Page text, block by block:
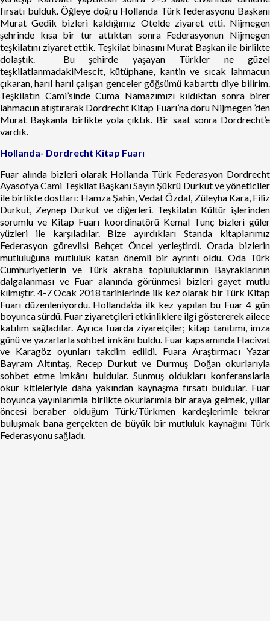
fırsatı bulduk. Öğleye doğru Hollanda Türk federasyonu Başkanı
Murat Gedik bizleri kaldığımız Otelde ziyaret etti. Nijmegen
şehrinde kısa bir tur attıktan sonra Federasyonun Nijmegen
teşkilatını ziyaret ettik. Teşkilat binasını Murat Başkan ile birlikte
dolaştık. Bu şehirde yaşayan Türkler ne güzel
teşkilatlanmadakiMescit, kütüphane, kantin ve sıcak lahmacun
çıkaran, harıl harıl çalışan genceler göğsümü kabarttı diye bilirim.
Teşkilatın Cami’sinde Cuma Namazımızı kıldıktan sonra birer
lahmacun atıştırarak Dordrecht Kitap Fuarı’na doru Nijmegen ’den
Murat Başkanla birlikte yola çıktık. Bir saat sonra Dordrecht’e
vardık.
Hollanda- Dordrecht Kitap Fuarı
Fuar alında bizleri olarak Hollanda Türk Federasyon Dordrecht
Ayasofya Cami Teşkilat Başkanı Sayın Şükrü Durkut ve yöneticiler
ile birlikte dostları: Hamza Şahin, Vedat Özdal, Züleyha Kara, Filiz
Durkut, Zeynep Durkut ve diğerleri. Teşkilatın Kültür işlerinden
sorumlu ve Kitap Fuarı koordinatörü Kemal Tunç bizleri güler
yüzleri ile karşıladılar. Bize ayırdıkları Standa kitaplarımız
Federasyon görevlisi Behçet Öncel yerleştirdi. Orada bizlerin
mutluluğuna mutluluk katan önemli bir ayrıntı oldu. Oda Türk
Cumhuriyetlerin ve Türk akraba topluluklarının Bayraklarının
dalgalanması ve Fuar alanında görünmesi bizleri gayet mutlu
kılmıştır. 4-7 Ocak 2018 tarihlerinde ilk kez olarak bir Türk Kitap
Fuarı düzenleniyordu. Hollanda’da ilk kez yapılan bu Fuar 4 gün
boyunca sürdü. Fuar ziyaretçileri etkinliklere ilgi göstererek ailece
katılım sağladılar. Ayrıca fuarda ziyaretçiler; kitap tanıtımı, imza
günü ve yazarlarla sohbet imkânı buldu. Fuar kapsamında Hacivat
ve Karagöz oyunları takdim edildi. Fuara Araştırmacı Yazar
Bayram Altıntaş, Recep Durkut ve Durmuş Doğan okurlarıyla
sohbet etme imkânı buldular. Sunmuş oldukları konferanslarla
okur kitleleriyle daha yakından kaynaşma fırsatı buldular. Fuar
boyunca yayınlarımla birlikte okurlarımla bir araya gelmek, yıllar
öncesi beraber olduğum Türk/Türkmen kardeşlerimle tekrar
buluşmak bana gerçekten de büyük bir mutluluk kaynağını Türk
Federasyonu sağladı.